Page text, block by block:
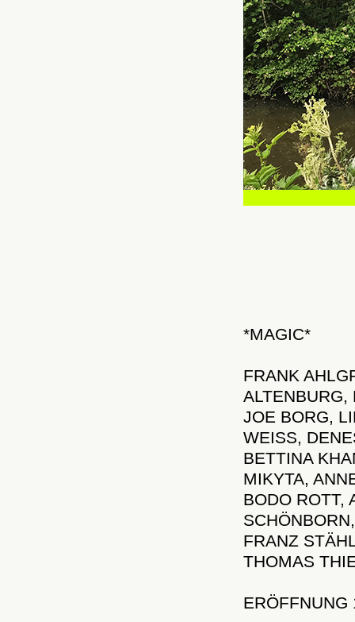
*MAGIC*
FRANK
JOE BORG,
WEISS,
BETTINA
MIKYTA,
BODO ROTT,
FRANZ
THOMAS